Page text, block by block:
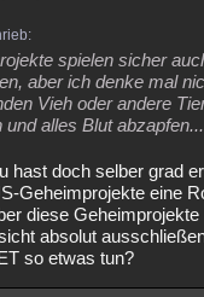
spielen sicher
aber ich denke mal
Vieh oder andere
alles Blut abzapfen...
hast doch selber grad
Geheimprojekte eine
diese
absolut
so etwas tun?